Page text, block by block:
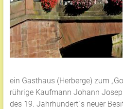
ein Gasthaus (Herberge) zum
rührige Kaufmann Johann
des 19. Jahrhundert´s neuer